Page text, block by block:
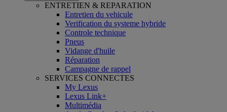
ENTRETIEN & REPARATION
Entretien du vehicule
Verification du systeme hybride
Controle technique
Pneus
Vidange d'huile
Réparation
Campagne de rappel
SERVICES CONNECTES
My Lexus
Lexus Link+
Multimédia